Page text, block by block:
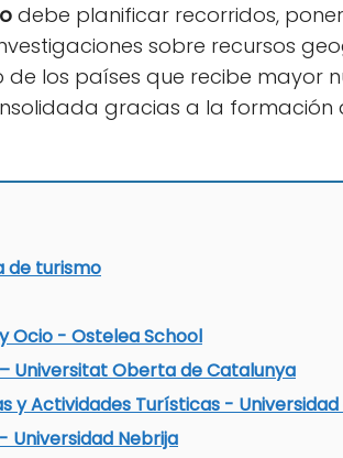
debe planificar recorridos,
sobre recursos
de los países que recibe
gracias a la
de turismo
Ocio - Ostelea School
Universitat Oberta de Catalunya
y Actividades Turísticas -
Universidad Nebrija